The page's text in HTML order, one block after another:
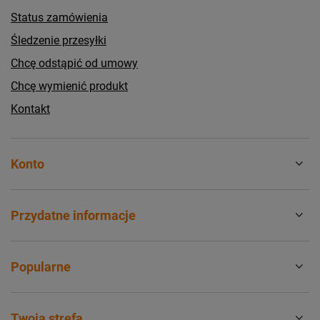
Status zamówienia
Śledzenie przesyłki
Chcę odstąpić od umowy
Chcę wymienić produkt
Kontakt
Konto
Przydatne informacje
Popularne